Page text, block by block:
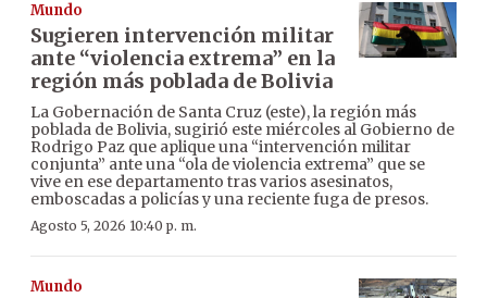
Mundo
Sugieren intervención militar
ante “violencia extrema” en la
región más poblada de Bolivia
La Gobernación de Santa Cruz (este), la región más
poblada de Bolivia, sugirió este miércoles al Gobierno de
Rodrigo Paz que aplique una “intervención militar
conjunta” ante una “ola de violencia extrema” que se
vive en ese departamento tras varios asesinatos,
emboscadas a policías y una reciente fuga de presos.
Agosto 5, 2026 10:40 p. m.
Mundo